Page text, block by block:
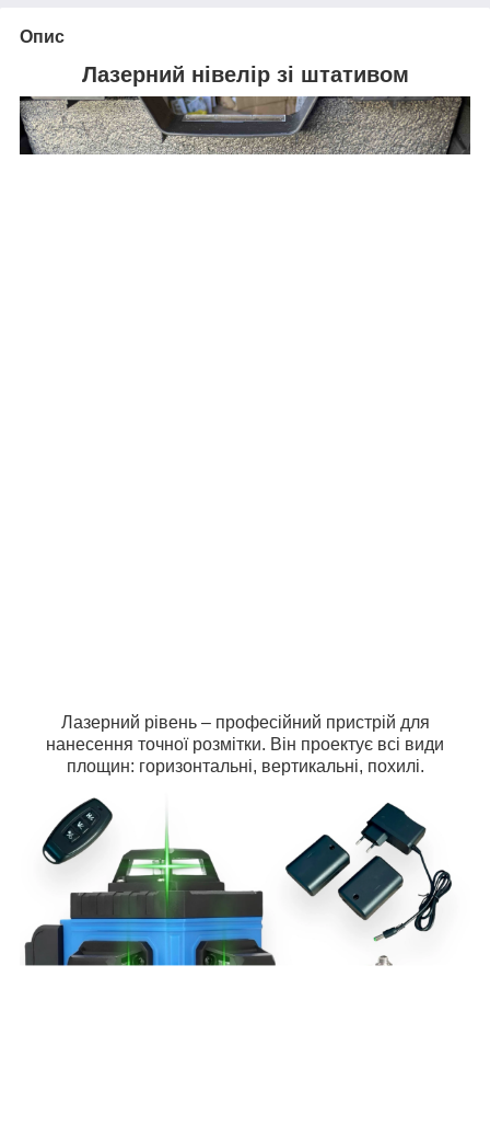
Опис
Лазерний нівелір зі штативом
Лазерний рівень – професійний пристрій для
нанесення точної розмітки. Він проектує всі види
площин: горизонтальні, вертикальні, похилі.